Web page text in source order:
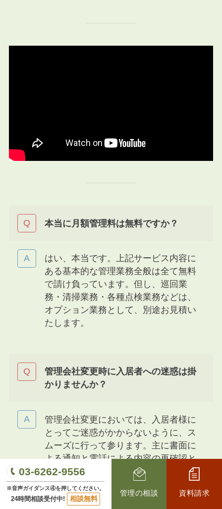
本当に月額管理料は無料ですか？
はい、本当です。上記サービス内容に
ある基本的な管理業務全般は全て無料
で請け負っています。但し、巡回業
務・清掃業務・各種点検業務などは、
オプション業務として、別途お見積い
たします。
管理会社変更時に入居者への迷惑は掛
かりませんか？
管理会社変更においては、入居者様に
とってご迷惑がかからないように、ス
ムーズに行って参ります。主に書面に
よる通知と電話による内容の再確認と
なりますが、必要に応じて、メールや
訪問での対応など、入居者様が不快に
思わないよう、責任を持って対応して
03-6262-9556
※音声ガイダンス④を押してください。
24時間相談受付中! 相談無料
管理の相談 資料請求